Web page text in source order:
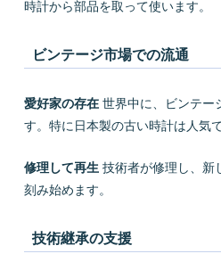
時計から部品を取って使います。
ビンテージ市場での流通
愛好家の存在世界中に、ビンテー
す。特に日本製の古い時計は人気で
修理して再生 技術者が修理し、新
刻み始めます。
技術継承の支援